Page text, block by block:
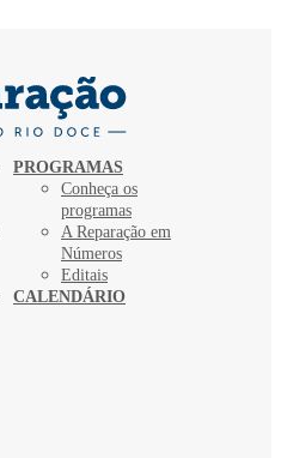
PROGRAMAS
Conheça os
programas
A Reparação em
Números
Editais
CALENDÁRIO